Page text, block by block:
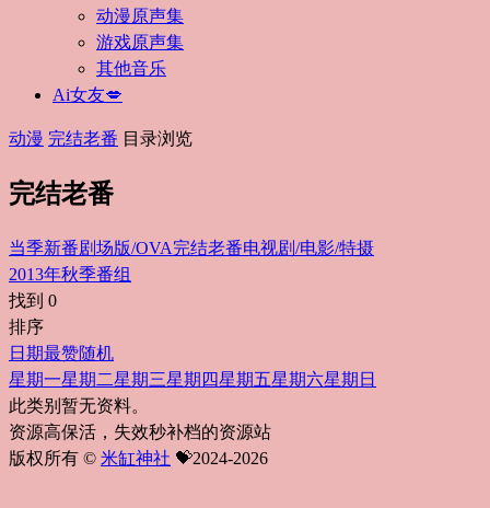
动漫原声集
游戏原声集
其他音乐
Ai女友💋
动漫 完结老番 目录浏览
完结老番
当季新番剧场版/OVA完结老番电视剧/电影/特摄
2013年秋季番组
找到 0
排序
日期最赞随机
星期一星期二星期三星期四星期五星期六星期日
此类别暂无资料。
资源高保活，失效秒补档的资源站
版权所有 © 米缸神社 💝2024-2026